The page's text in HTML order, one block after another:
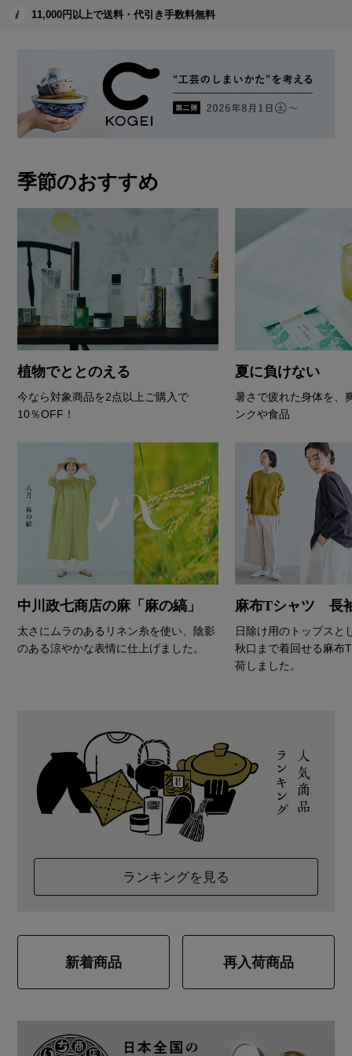
11,000円以上で送料・代引き手数料無料
季節のおすすめ
植物でととのえる
今なら対象商品を2点以上ご購入で
10％OFF！
夏に負けない
暑さで疲れた身体を、
ンクや食品
中川政七商店の麻「麻の縞」
太さにムラのあるリネン糸を使い、陰影
のある涼やかな表情に仕上げました。
麻布Tシャツ 長
日除け用のトップスと
秋口まで着回せる麻布
荷しました。
ランキングを見る
新着商品 再入荷商品